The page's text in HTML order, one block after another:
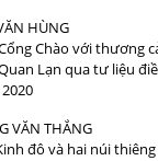
HÙNG
Chào với thương
Lạn qua tư liệu
VĂN THẮNG
đô và hai núi